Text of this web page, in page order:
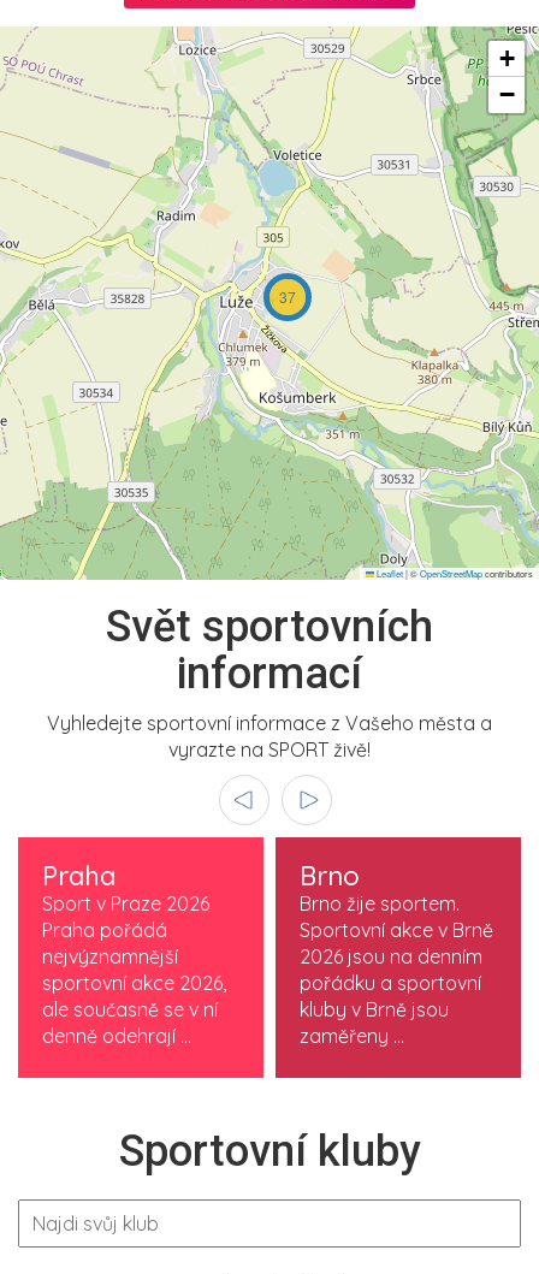
37
+
−
Leaflet|©OpenStreetMapcontributors
Svět sportovních
informací
Vyhledejte sportovní informace z Vašeho města a
vyrazte na SPORT živě!
Praha
Sport v Praze 2026
Praha pořádá
nejvýznamnější
sportovní akce 2026,
ale současně se v ní
denně odehrají ...
Brno
Brno žije sportem.
Sportovní akce v Brně
2026 jsou na denním
pořádku a sportovní
kluby v Brně jsou
zaměřeny ...
Sportovní kluby